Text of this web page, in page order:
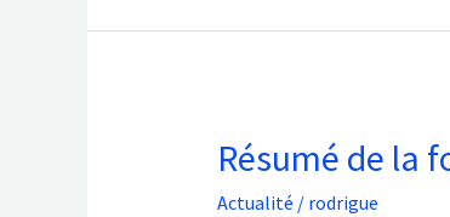
Résumé de la
Actualité / rodrigue
Résumé